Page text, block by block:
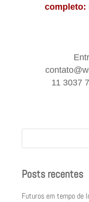
completo:
11 3037
Posts recentes
Futuros em tempo de